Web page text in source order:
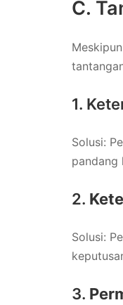
C.
1.
Solusi:
pandang
2.
Solusi:
3.